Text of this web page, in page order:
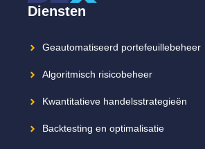
Diensten
Geautomatiseerd portefeuillebeheer
Algoritmisch risicobeheer
Kwantitatieve handelsstrategieën
Backtesting en optimalisatie